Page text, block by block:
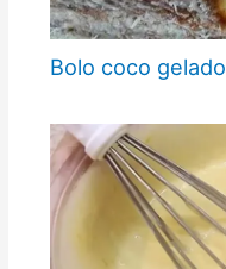
Bolo coco gelado